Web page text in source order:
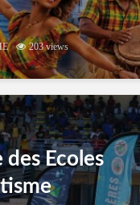
203 views
des Ecoles